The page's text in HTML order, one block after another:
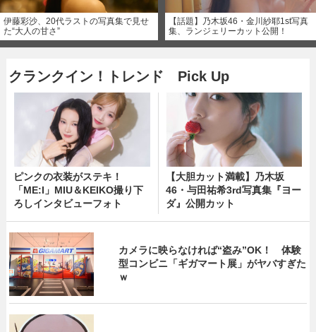
伊藤彩沙、20代ラストの写真集で見せ
た“大人の甘さ”
【話題】乃木坂46・金川紗耶1st写真
集、ランジェリーカット公開！
クランクイン！トレンド Pick Up
ピンクの衣装がステキ！
「ME:I」MIU＆KEIKO撮り下
ろしインタビューフォト
【大胆カット満載】乃木坂
46・与田祐希3rd写真集『ヨー
ダ』公開カット
カメラに映らなければ“盗み”OK！ 体験
型コンビニ「ギガマート展」がヤバすぎた
ｗ